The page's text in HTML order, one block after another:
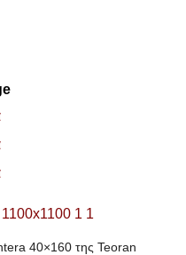
40×160 της Teoran